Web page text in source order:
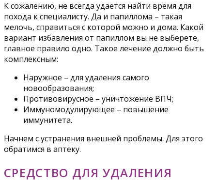
К сожалению, не всегда удается найти время для
похода к специалисту. Да и папиллома – такая
мелочь, справиться с которой можно и дома. Какой
вариант избавления от папиллом вы не выберете,
главное правило одно. Такое лечение должно быть
комплексным:
Наружное – для удаления самого
новообразования;
Противовирусное – уничтожение ВПЧ;
Иммуномодулирующее – повышение
иммунитета.
Начнем с устранения внешней проблемы. Для этого
обратимся в аптеку.
СРЕДСТВО ДЛЯ УДАЛЕНИЯ